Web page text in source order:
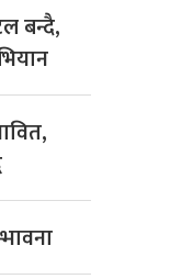
बन्दै,